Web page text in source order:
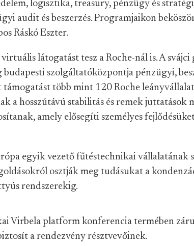
logisztika, treasury, pénzügy és
audit és beszerzés. Programjaikon
Ráskó Eszter.
látogatást tesz a Roche-nál is. A
szolgáltatóközpontja pénzügyi,
több mint 120 Roche leányvállalat
a hosszútávú stabilitás és remek juttatások
amely elősegíti személyes
egyik vezető fűtéstechnikai vállalatának
osztják meg tudásukat a
rendszerekig.
Virbela platform konferencia termében
a rendezvény résztvevőinek.